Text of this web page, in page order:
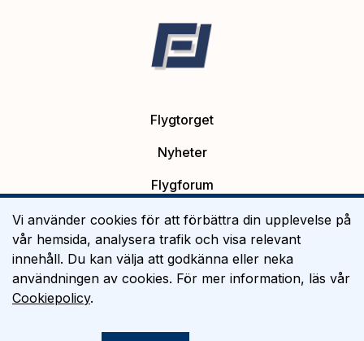
Flygtorget
Nyheter
Flygforum
Platsannonser
Flygutbildning
Om Flygtorget
Vi använder cookies för att förbättra din upplevelse på
vår hemsida, analysera trafik och visa relevant
innehåll. Du kan välja att godkänna eller neka
användningen av cookies. För mer information, läs vår
Cookiepolicy.